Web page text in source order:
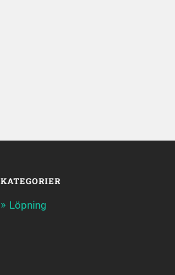
KATEGORIER
Löpning